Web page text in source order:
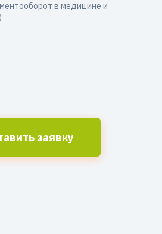
в медицине и
заявку